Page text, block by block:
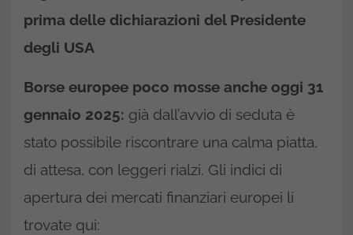
prima delle dichiarazioni del Presidente
degli USA
Borse europee poco mosse anche oggi 31
gennaio 2025: già dall’avvio di seduta è
stato possibile riscontrare una calma piatta,
di attesa, con leggeri rialzi. Gli indici di
apertura dei mercati finanziari europei li
trovate qui: